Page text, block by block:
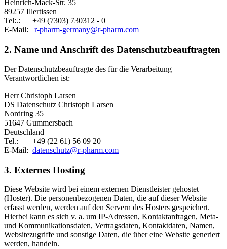
Heinrich-Mack-Str. 35
89257 Illertissen
Tel:.: +49 (7303) 730312 - 0
E-Mail: r-pharm-germany@r-pharm.com
2. Name und Anschrift des Datenschutzbeauftragten
Der Datenschutzbeauftragte des für die Verarbeitung
Verantwortlichen ist:
Herr Christoph Larsen
DS Datenschutz Christoph Larsen
Nordring 35
51647 Gummersbach
Deutschland
Tel.: +49 (22 61) 56 09 20
E-Mail: datenschutz@r-pharm.com
3. Externes Hosting
Diese Website wird bei einem externen Dienstleister gehostet
(Hoster). Die personenbezogenen Daten, die auf dieser Website
erfasst werden, werden auf den Servern des Hosters gespeichert.
Hierbei kann es sich v. a. um IP-Adressen, Kontaktanfragen, Meta-
und Kommunikationsdaten, Vertragsdaten, Kontaktdaten, Namen,
Websitezugriffe und sonstige Daten, die über eine Website generiert
werden, handeln.